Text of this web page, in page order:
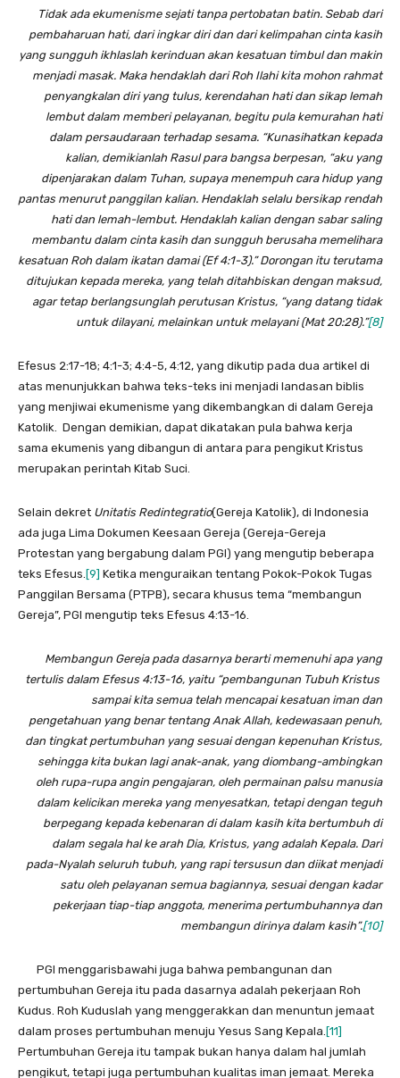
Tidak ada ekumenisme sejati tanpa pertobatan batin. Sebab dari
pembaharuan hati, dari ingkar diri dan dari kelimpahan cinta kasih
yang sungguh ikhlaslah kerinduan akan kesatuan timbul dan makin
menjadi masak. Maka hendaklah dari Roh Ilahi kita mohon rahmat
penyangkalan diri yang tulus, kerendahan hati dan sikap lemah
lembut dalam memberi pelayanan, begitu pula kemurahan hati
dalam persaudaraan terhadap sesama. “Kunasihatkan kepada
kalian, demikianlah Rasul para bangsa berpesan, “aku yang
dipenjarakan dalam Tuhan, supaya menempuh cara hidup yang
pantas menurut panggilan kalian. Hendaklah selalu bersikap rendah
hati dan lemah-lembut. Hendaklah kalian dengan sabar saling
membantu dalam cinta kasih dan sungguh berusaha memelihara
kesatuan Roh dalam ikatan damai (Ef 4:1-3).” Dorongan itu terutama
ditujukan kepada mereka, yang telah ditahbiskan dengan maksud,
agar tetap berlangsunglah perutusan Kristus, “yang datang tidak
untuk dilayani, melainkan untuk melayani (Mat 20:28).”[8]
Efesus 2:17-18; 4:1-3; 4:4-5, 4:12, yang dikutip pada dua artikel di
atas menunjukkan bahwa teks-teks ini menjadi landasan biblis
yang menjiwai ekumenisme yang dikembangkan di dalam Gereja
Katolik. Dengan demikian, dapat dikatakan pula bahwa kerja
sama ekumenis yang dibangun di antara para pengikut Kristus
merupakan perintah Kitab Suci.
Selain dekret Unitatis Redintegratio(Gereja Katolik), di Indonesia
ada juga Lima Dokumen Keesaan Gereja (Gereja-Gereja
Protestan yang bergabung dalam PGI) yang mengutip beberapa
teks Efesus. [9] Ketika menguraikan tentang Pokok-Pokok Tugas
Panggilan Bersama (PTPB), secara khusus tema “membangun
Gereja”, PGI mengutip teks Efesus 4:13-16.
Membangun Gereja pada dasarnya berarti memenuhi apa yang
tertulis dalam Efesus 4:13-16, yaitu “pembangunan Tubuh Kristus
sampai kita semua telah mencapai kesatuan iman dan
pengetahuan yang benar tentang Anak Allah, kedewasaan penuh,
dan tingkat pertumbuhan yang sesuai dengan kepenuhan Kristus,
sehingga kita bukan lagi anak-anak, yang diombang-ambingkan
oleh rupa-rupa angin pengajaran, oleh permainan palsu manusia
dalam kelicikan mereka yang menyesatkan, tetapi dengan teguh
berpegang kepada kebenaran di dalam kasih kita bertumbuh di
dalam segala hal ke arah Dia, Kristus, yang adalah Kepala. Dari
pada-Nyalah seluruh tubuh, yang rapi tersusun dan diikat menjadi
satu oleh pelayanan semua bagiannya, sesuai dengan kadar
pekerjaan tiap-tiap anggota, menerima pertumbuhannya dan
membangun dirinya dalam kasih”.[10]
PGI menggarisbawahi juga bahwa pembangunan dan
pertumbuhan Gereja itu pada dasarnya adalah pekerjaan Roh
Kudus. Roh Kuduslah yang menggerakkan dan menuntun jemaat
dalam proses pertumbuhan menuju Yesus Sang Kepala. [11]
Pertumbuhan Gereja itu tampak bukan hanya dalam hal jumlah
pengikut, tetapi juga pertumbuhan kualitas iman jemaat. Mereka